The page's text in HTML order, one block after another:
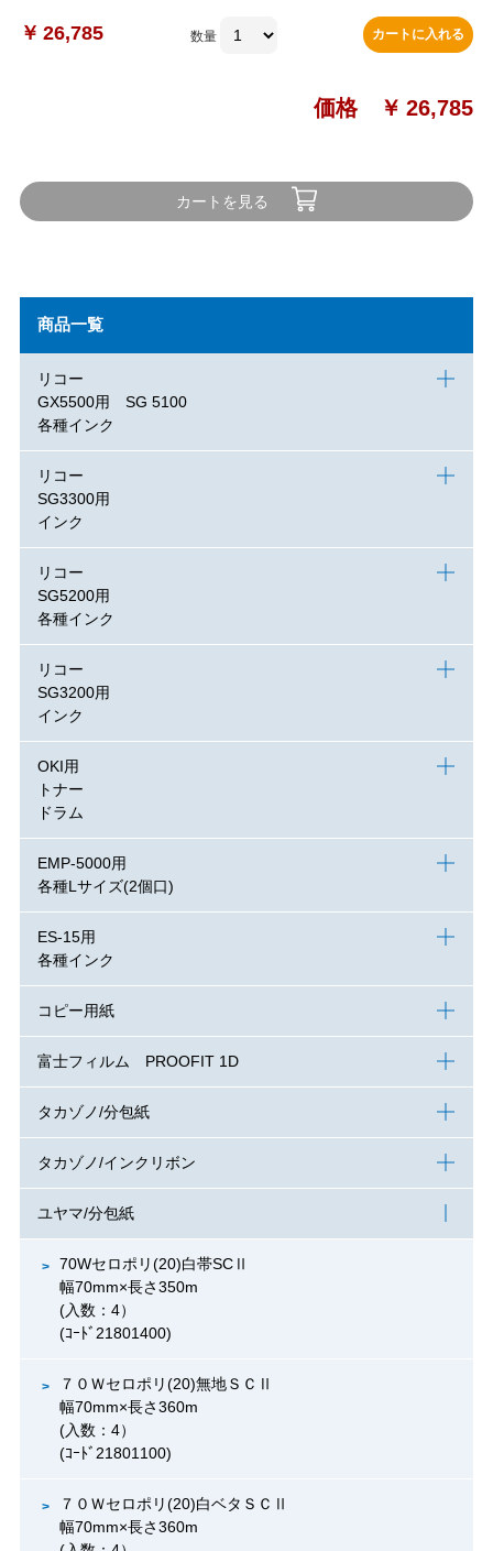
￥ 26,785 数量 カートに入れる
価格 ￥ 26,785
カートを見る
商品一覧
リコー
GX5500用 SG 5100
各種インク
リコー
SG3300用
インク
リコー
SG5200用
各種インク
リコー
SG3200用
インク
OKI用
トナー
ドラム
EMP-5000用
各種Lサイズ(2個口)
ES-15用
各種インク
コピー用紙
富士フィルム PROOFIT 1D
タカゾノ/分包紙
タカゾノ/インクリボン
ユヤマ/分包紙
70Wセロポリ(20)白帯SCⅡ
幅70mm×長さ350m
(入数：4）
(ｺｰﾄﾞ21801400)
７０Ｗセロポリ(20)無地ＳＣⅡ
幅70mm×長さ360m
(入数：4）
(ｺｰﾄﾞ21801100)
７０Ｗセロポリ(20)白ベタＳＣⅡ
幅70mm×長さ360m